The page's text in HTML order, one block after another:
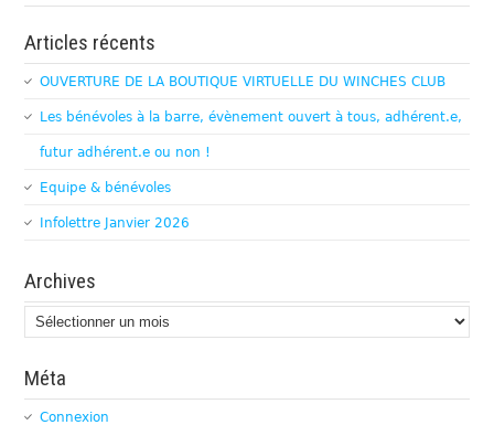
Articles récents
OUVERTURE DE LA BOUTIQUE VIRTUELLE DU WINCHES CLUB
Les bénévoles à la barre, évènement ouvert à tous, adhérent.e,
futur adhérent.e ou non !
Equipe & bénévoles
Infolettre Janvier 2026
Archives
Archives
Méta
Connexion